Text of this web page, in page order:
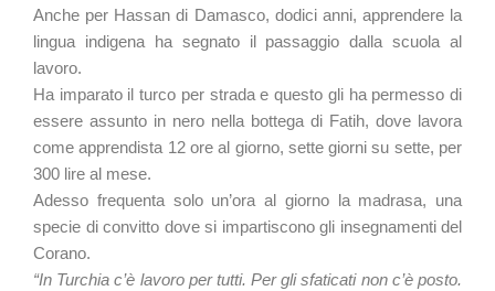
Anche per Hassan di Damasco, dodici anni, apprendere la
lingua indigena ha segnato il passaggio dalla scuola al
lavoro.
Ha imparato il turco per strada e questo gli ha permesso di
essere assunto in nero nella bottega di Fatih, dove lavora
come apprendista 12 ore al giorno, sette giorni su sette, per
300 lire al mese.
Adesso frequenta solo un’ora al giorno la madrasa, una
specie di convitto dove si impartiscono gli insegnamenti del
Corano.
“In Turchia c’è lavoro per tutti. Per gli sfaticati non c’è posto.